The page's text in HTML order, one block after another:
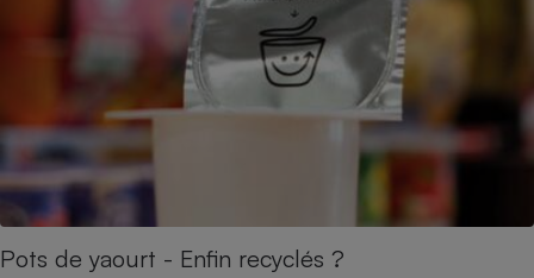
Pots de yaourt - Enfin recyclés ?